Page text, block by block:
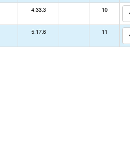
4:33.3 10
5:17.6 11